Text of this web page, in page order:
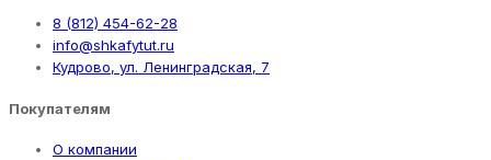
8 (812) 454-62-28
info@shkafytut.ru
Кудрово, ул. Ленинградская, 7
Покупателям
О компании